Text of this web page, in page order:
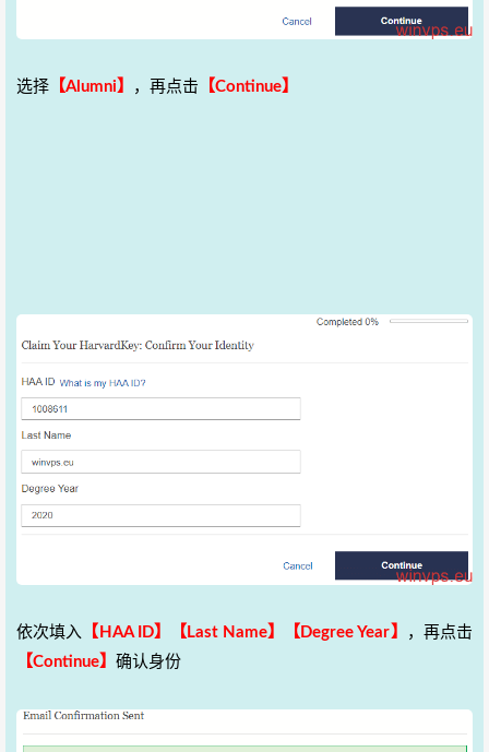
选择 【Alumni】 ，再点击 【Continue】
依次填入 【HAA ID】 【Last Name】 【Degree Year】
，再点击
【Continue】 确认身份